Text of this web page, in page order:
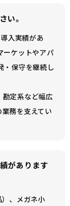
い。
入実績があ
ーケットやアパ
・保守を継続し
定系など幅広
務を支えてい
があります
、メガネ小